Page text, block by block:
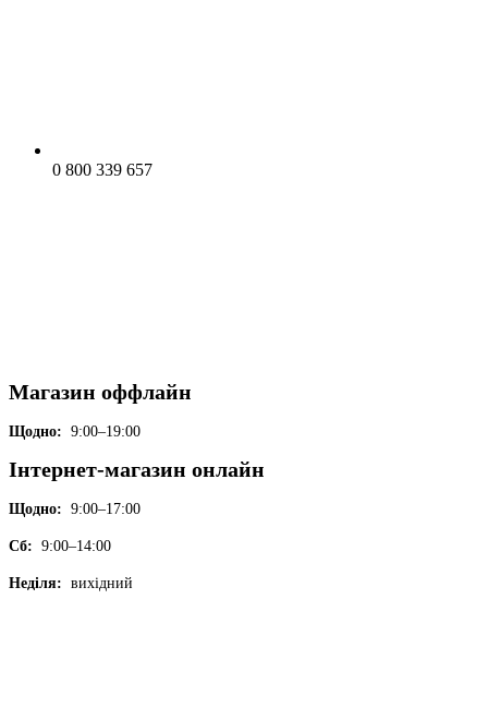
0 800 339 657
Магазин оффлайн
Щодно: 9:00–19:00
Інтернет-магазин онлайн
Щодно: 9:00–17:00
Сб: 9:00–14:00
Неділя: вихідний